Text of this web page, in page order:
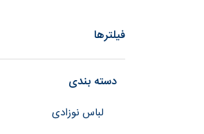
فیلترها
دسته بندی
لباس نوزادی